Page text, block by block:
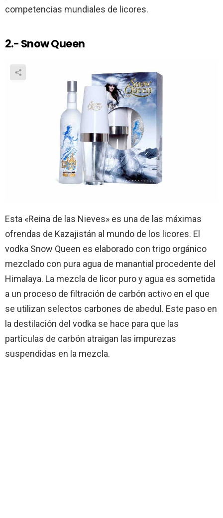
competencias mundiales de licores.
2.- Snow Queen
Esta «Reina de las Nieves» es una de las máximas
ofrendas de Kazajistán al mundo de los licores. El
vodka Snow Queen es elaborado con trigo orgánico
mezclado con pura agua de manantial procedente del
Himalaya. La mezcla de licor puro y agua es sometida
a un proceso de filtración de carbón activo en el que
se utilizan selectos carbones de abedul. Este paso en
la destilación del vodka se hace para que las
partículas de carbón atraigan las impurezas
suspendidas en la mezcla.